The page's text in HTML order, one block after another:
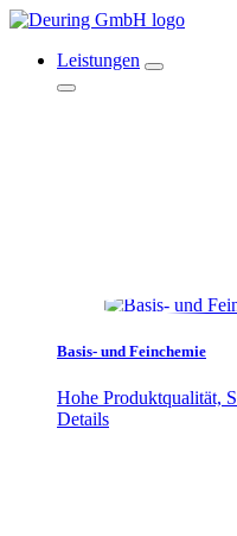
Leistungen
Basis- und Feinchemie
Hohe Produktqualität,
Details